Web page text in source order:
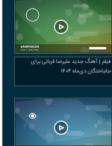
فیلم | آهنگ جدید علیرضا قربانی برای
جانباختگان دی‌ماه ۱۴۰۴